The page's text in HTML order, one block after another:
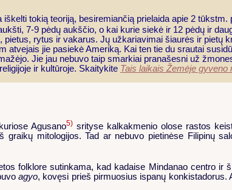
tokią teoriją, besiremiančią prielaida apie 2
7-9 pėdų aukščio, o kai kurie siekė ir 12 pėdų ir
pietus, rytus ir vakarus. Jų užkariavimai šiaurės ir pietų
jie pasiekė Ameriką. Kai ten tie du srautai
Jie jau nebuvo taip smarkiai pranašesni už
ir kultūroje. Skaitykite Tais laikais Žemėje gyveno
Agusano5) srityse kalkakmenio olose rastos
mitologijos. Tad ar nebuvo pietinėse Filipinų
folklore sutinkama, kad kadaise Mindanao centro ir
agyo, kovęsi prieš pirmuosius ispanų konkistadorus.